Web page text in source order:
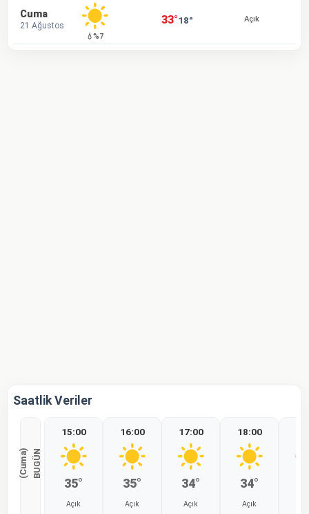
Cuma
21 Ağustos
💧%7
33°18° Açık
Saatlik Veriler
B
U
G
Ü
N
(
C
u
m
a
)
15:00
35°
Açık
16:00
35°
Açık
17:00
34°
Açık
18:00
34°
Açık